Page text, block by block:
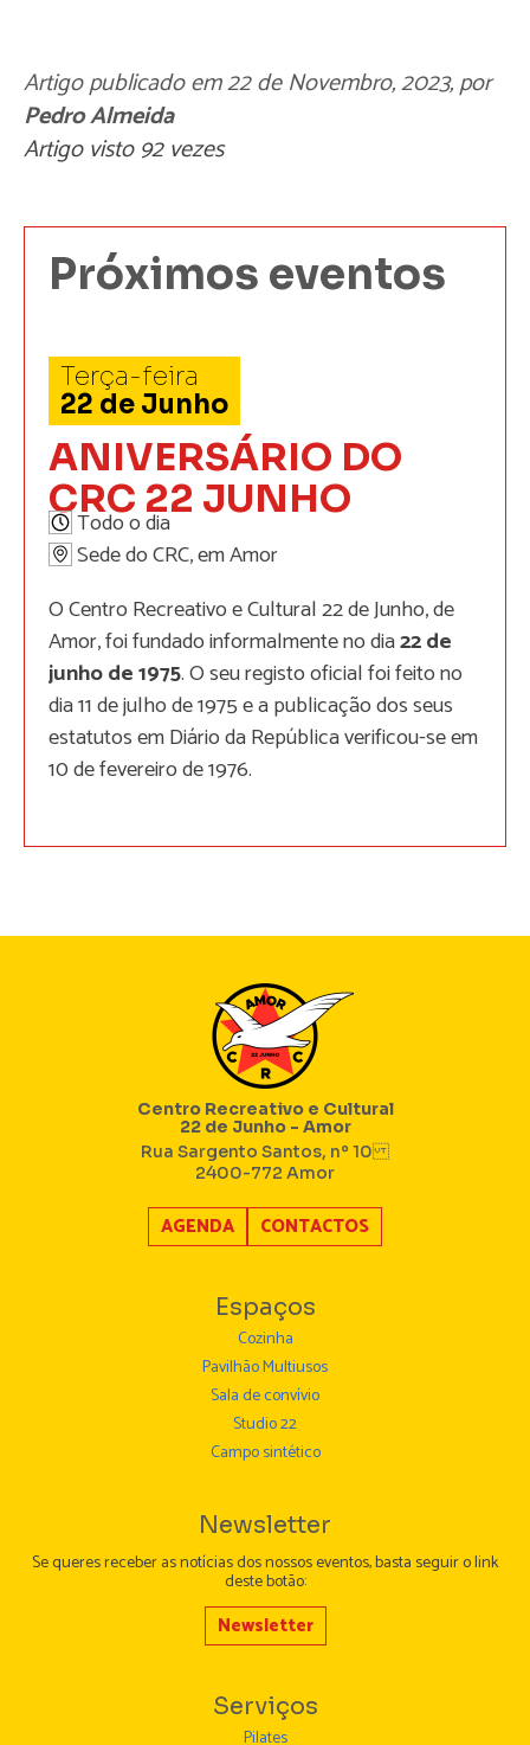
Artigo publicado em22 de Novembro, 2023, por
Pedro Almeida
Artigo visto 92 vezes
Próximos eventos
Terça-feira
22 de Junho
ANIVERSÁRIO DO
CRC 22 JUNHO
Todo o dia
Sede do CRC, em Amor
O Centro Recreativo e Cultural 22 de Junho, de
Amor, foi fundado informalmente no dia22 de
junho de 1975. O seu registo oficial foi feito no
dia 11 de julho de 1975 e a publicação dos seus
estatutos em Diário da República verificou-se em
10 de fevereiro de 1976.
Centro Recreativo e Cultural
22 de Junho - Amor
Rua Sargento Santos, nº 10
2400-772 Amor
AGENDA CONTACTOS
Espaços
Cozinha
Pavilhão Multiusos
Sala de convívio
Studio 22
Campo sintético
Newsletter
Se queres receber as notícias dos nossos eventos, basta seguir o link
deste botão:
Newsletter
Serviços
Pilates